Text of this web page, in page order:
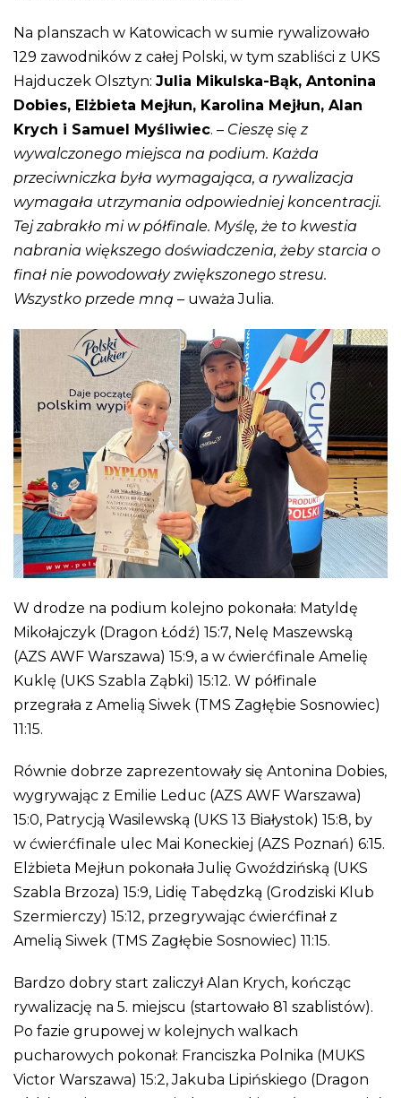
Na planszach w Katowicach w sumie rywalizowało
129 zawodników z całej Polski, w tym szabliści z UKS
Hajduczek Olsztyn: Julia Mikulska-Bąk, Antonina
Dobies, Elżbieta Mejłun, Karolina Mejłun, Alan
Krych i Samuel Myśliwiec. – Cieszę się z
wywalczonego miejsca na podium. Każda
przeciwniczka była wymagająca, a rywalizacja
wymagała utrzymania odpowiedniej koncentracji.
Tej zabrakło mi w półfinale. Myślę, że to kwestia
nabrania większego doświadczenia, żeby starcia o
finał nie powodowały zwiększonego stresu.
Wszystko przede mną – uważa Julia.
W drodze na podium kolejno pokonała: Matyldę
Mikołajczyk (Dragon Łódź) 15:7, Nelę Maszewską
(AZS AWF Warszawa) 15:9, a w ćwierćfinale Amelię
Kuklę (UKS Szabla Ząbki) 15:12. W półfinale
przegrała z Amelią Siwek (TMS Zagłębie Sosnowiec)
11:15.
Równie dobrze zaprezentowały się Antonina Dobies,
wygrywając z Emilie Leduc (AZS AWF Warszawa)
15:0, Patrycją Wasilewską (UKS 13 Białystok) 15:8, by
w ćwierćfinale ulec Mai Koneckiej (AZS Poznań) 6:15.
Elżbieta Mejłun pokonała Julię Gwoździńską (UKS
Szabla Brzoza) 15:9, Lidię Tabędzką (Grodziski Klub
Szermierczy) 15:12, przegrywając ćwierćfinał z
Amelią Siwek (TMS Zagłębie Sosnowiec) 11:15.
Bardzo dobry start zaliczył Alan Krych, kończąc
rywalizację na 5. miejscu (startowało 81 szablistów).
Po fazie grupowej w kolejnych walkach
pucharowych pokonał: Franciszka Polnika (MUKS
Victor Warszawa) 15:2, Jakuba Lipińskiego (Dragon